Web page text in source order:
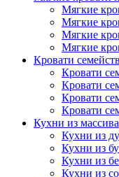
Мягкие
Мягкие
Мягкие
Мягкие
Кровати
Кровати
Кровати
Кровати
Кровати
Кухни из массива
Кухни из
Кухни из
Кухни из
Кухни из